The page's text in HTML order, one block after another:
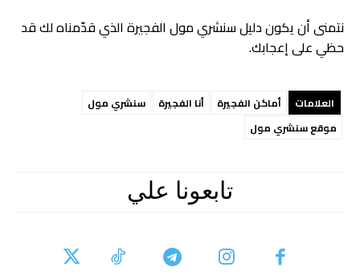
نتمنى أن يكون دليل سنشري مول الفجيرة الذي قدّمناه لك قد
حظي على إعجابك.
العلامات أماكن الفجيرة أنا الفجيرة
سنشري مول
موقع سنشري مول
تابعونا علي